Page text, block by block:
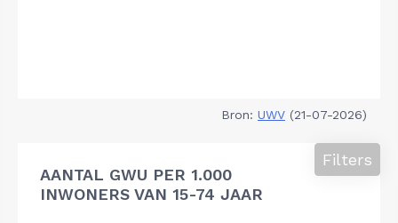
Bron: UWV (21-07-2026)
AANTAL GWU PER 1.000
INWONERS VAN 15-74 JAAR
Filters